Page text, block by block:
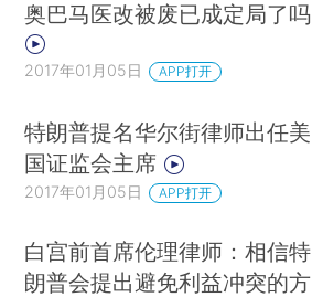
奥巴马医改被废已成定局了吗
2017年01月05日 APP打开
特朗普提名华尔街律师出任美
国证监会主席
2017年01月05日 APP打开
白宫前首席伦理律师：相信特
朗普会提出避免利益冲突的方